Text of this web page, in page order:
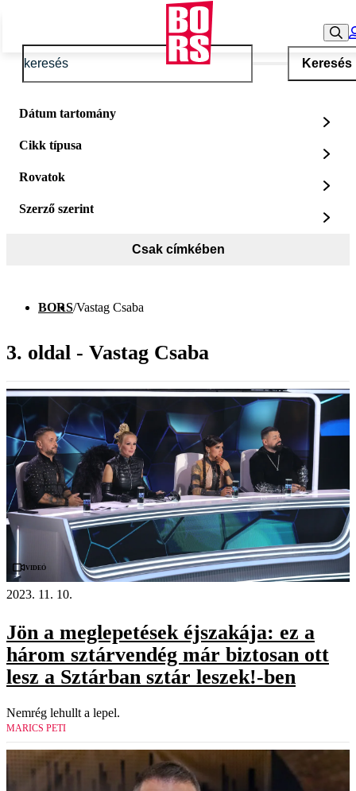
Keresés
Dátum tartomány
Cikk típusa
Rovatok
Szerző szerint
Csak címkében
BORS/Vastag Csaba
3. oldal - Vastag Csaba
Videó
2023. 11. 10.
Jön a meglepetések éjszakája: ez a
három sztárvendég már biztosan ott
lesz a Sztárban sztár leszek!-ben
Nemrég lehullt a lepel.
MARICS PETI